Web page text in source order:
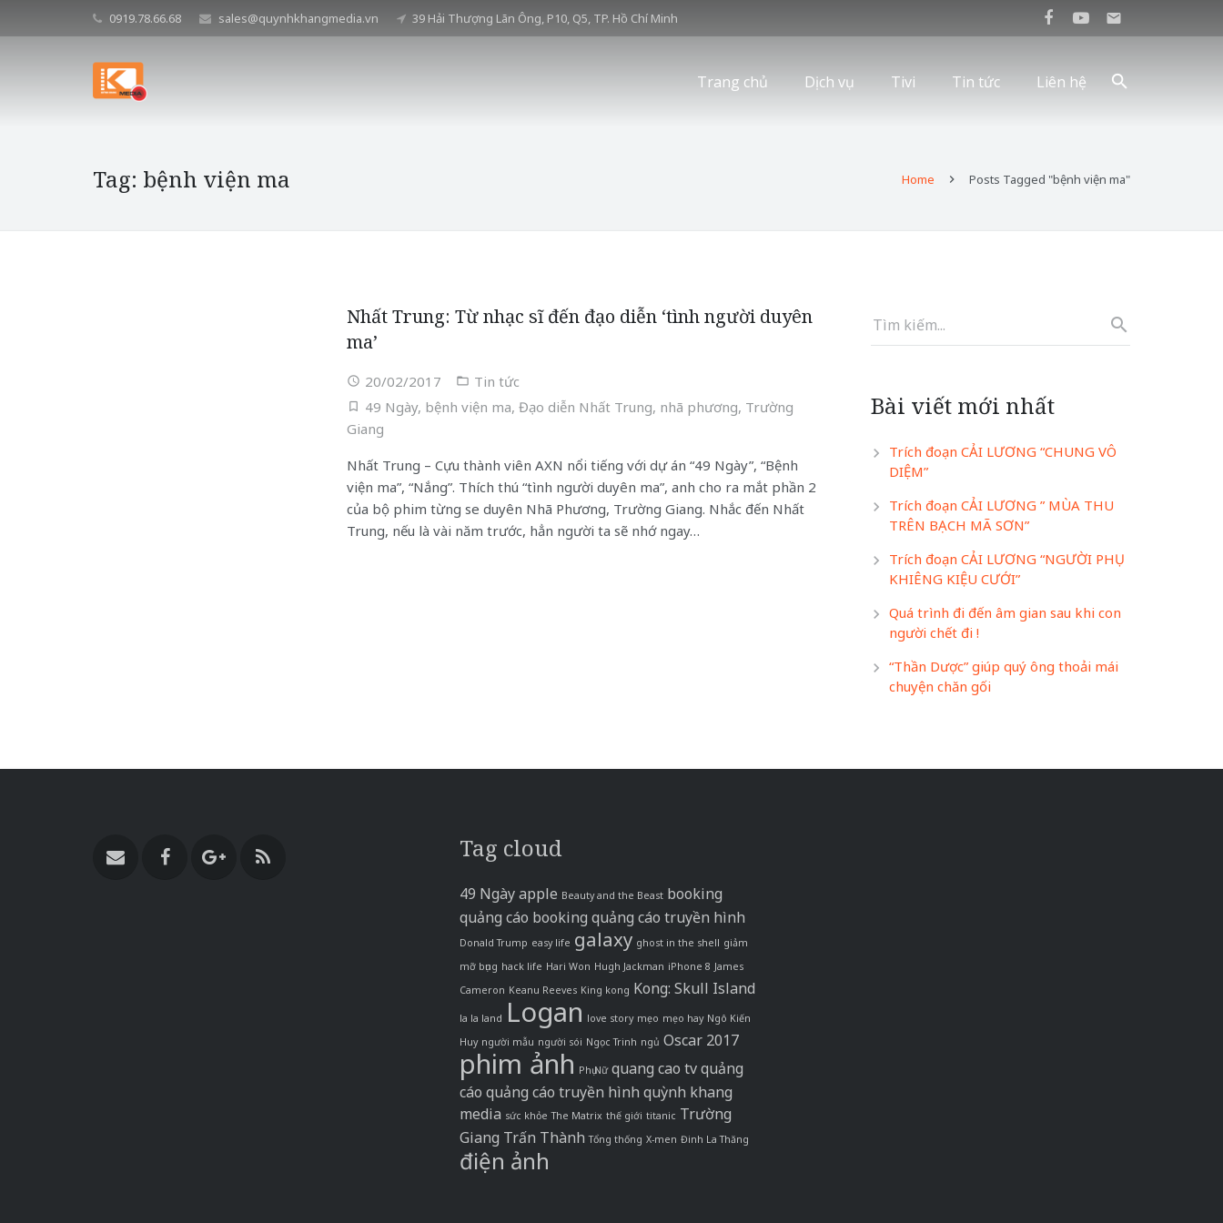
0919.78.66.68 sales@quynhkhangmedia.vn 39 Hải Thượng Lãn Ông, P10, Q5, TP. Hồ Chí Minh mail
Trang chủ Dịch vụ Tivi Tin tức Liên hệ
Tag: bệnh viện ma Home Posts Tagged "bệnh viện ma"
Nhất Trung: Từ nhạc sĩ đến đạo diễn ‘tình người duyên
ma’
20/02/2017
Tin tức
49 Ngày, bệnh viện ma,Đạo diễn Nhất Trung, nhã phương, Trường
Giang
Nhất Trung – Cựu thành viên AXN nổi tiếng với dự án “49 Ngày”, “Bệnh
viện ma”, “Nắng”. Thích thú “tình người duyên ma”, anh cho ra mắt phần 2
của bộ phim từng se duyên Nhã Phương, Trường Giang. Nhắc đến Nhất
Trung, nếu là vài năm trước, hẳn người ta sẽ nhớ ngay…
Bài viết mới nhất
Trích đoạn CẢI LƯƠNG “CHUNG VÔ
DIỆM”
Trích đoạn CẢI LƯƠNG ” MÙA THU
TRÊN BẠCH MÃ SƠN”
Trích đoạn CẢI LƯƠNG “NGƯỜI PHỤ
KHIÊNG KIỆU CƯỚI”
Quá trình đi đến âm gian sau khi con
người chết đi !
“Thần Dược” giúp quý ông thoải mái
chuyện chăn gối
Tag cloud
49 Ngàyapple Beauty and the Beast booking
quảng cáo booking quảng cáo truyền hình
Donald Trump easy life galaxy ghost in the shell giảm
mỡ bụng hack life Hari Won Hugh Jackman iPhone 8 James
Cameron Keanu Reeves King kong Kong: Skull Island
la la land Logan love story mẹo mẹo hay Ngô Kiến
Huy người mẫu người sói Ngọc Trinh ngủ Oscar 2017
phim ảnh Phụ Nữ quang cao tvquảng
cáo quảng cáo truyền hình quỳnh khang
media sức khỏe The Matrix thế giới titanic Trường
Giang Trấn Thành Tổng thống X-men Đinh La Thăng
điện ảnh